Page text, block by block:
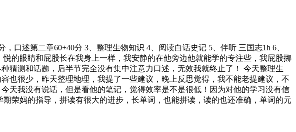
口述第二章60+40分 3、整理生物知识 4、阅读白话史记 5、伴听 三国志1h 6、
的眼睛和屁股长在我身上一样，我安静的在他旁边他就能学的专注些，我屁股挪
猜测和话题，后半节完全没有集中注意力口述，无效我就终止了！ 今天整理生
也很少，昨天整理地理，我提了一些建议，晚上反思觉得，我不能老提建议，不
天我没有说话，但是看他的笔记，觉得效率是不是很低！因为对他的学习没有信
荣妈的指导，拼读有很大的进步，长单词，也能拼读，读的也还准确，单词的元